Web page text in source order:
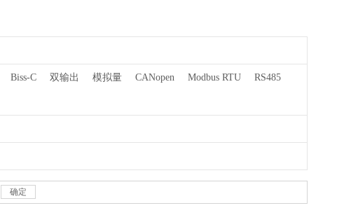
Biss-C 双输出 模拟量 CANopen Modbus RTU RS485
确定